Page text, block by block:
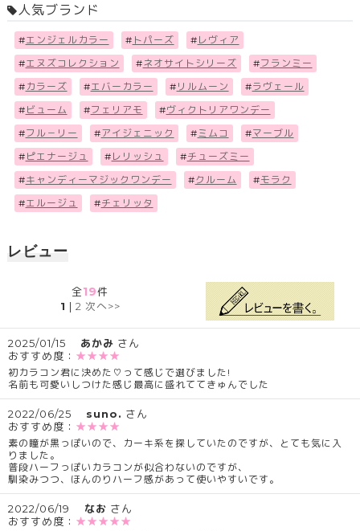
人気ブランド
#エンジェルカラー # トパーズ # レヴィア
#エヌズコレクション #ネオサイトシリーズ #フランミー
# カラーズ #エバーカラー # リルムーン #ラヴェール
# ビューム #フェリアモ #ヴィクトリアワンデー
#フル－リー #アイジェニック #ミムコ #マーブル
# ピエナージュ # レリッシュ #チューズミー
#キャンディーマジックワンデー #クルーム #モラク
#エルージュ #チェリッタ
レビュー
全19件
1 | 2 次へ>>
2025/01/15 あかみ さん
おすすめ度： ★★★★
初カラコン君に決めた♡って感じで選びました!
名前も可愛いしつけた感じ最高に盛れててきゅんでした
2022/06/25 suno. さん
おすすめ度： ★★★★
素の瞳が黒っぽいので、カーキ系を探していたのですが、とても気に入
りました。
普段ハーフっぽいカラコンが似合わないのですが、
馴染みつつ、ほんのりハーフ感があって使いやすいです。
2022/06/19 なお さん
おすすめ度： ★★★★★